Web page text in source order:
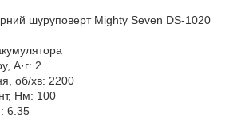
шуруповерт Mighty Seven DS-1020
А·г: 2
об/хв: 2200
Нм: 100
6.35